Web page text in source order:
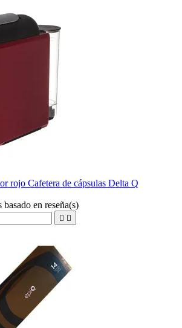
rojo Cafetera de cápsulas Delta Q
basado en reseña(s)
 